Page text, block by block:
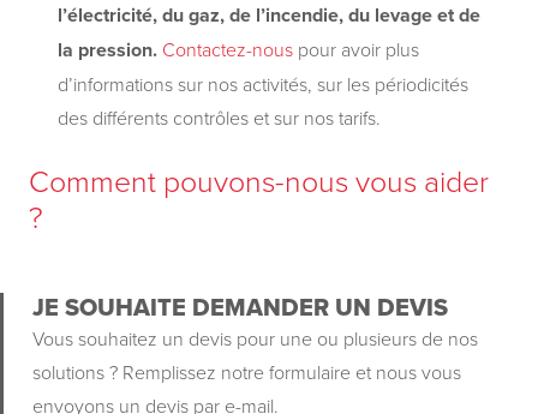
l’électricité, du gaz, de l’incendie, du levage et de
la pression. Contactez-nous pour avoir plus
d’informations sur nos activités, sur les périodicités
des différents contrôles et sur nos tarifs.
Comment pouvons-nous vous aider
?
JE SOUHAITE DEMANDER UN DEVIS
Vous souhaitez un devis pour une ou plusieurs de nos
solutions ? Remplissez notre formulaire et nous vous
envoyons un devis par e-mail.